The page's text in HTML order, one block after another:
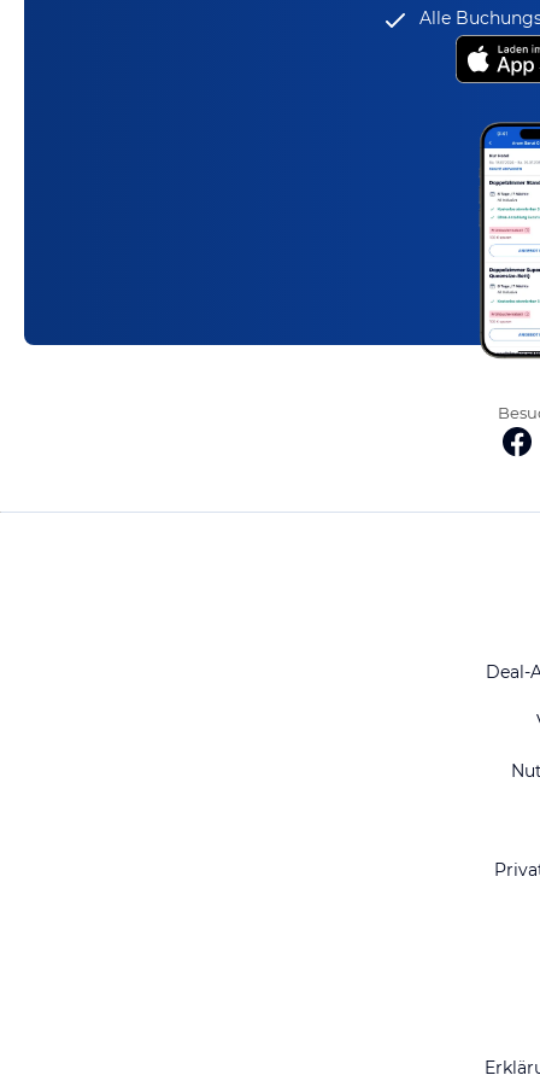
Alle
Deal-